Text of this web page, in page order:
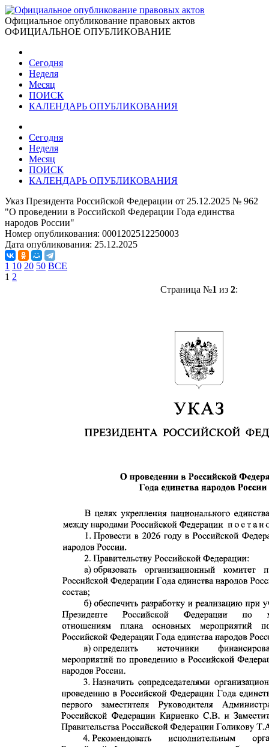
Официальное опубликование правовых актов
ОФИЦИАЛЬНОЕ ОПУБЛИКОВАНИЕ
Сегодня
Неделя
Месяц
ПОИСК
КАЛЕНДАРЬ ОПУБЛИКОВАНИЯ
Сегодня
Неделя
Месяц
ПОИСК
КАЛЕНДАРЬ ОПУБЛИКОВАНИЯ
Указ Президента Российской Федерации от 25.12.2025 № 962
"О проведении в Российской Федерации Года единства
народов России"
Номер опубликования: 0001202512250003
Дата опубликования: 25.12.2025
1 10 20 50 ВСЕ
1 2
Страница №1 из 2: